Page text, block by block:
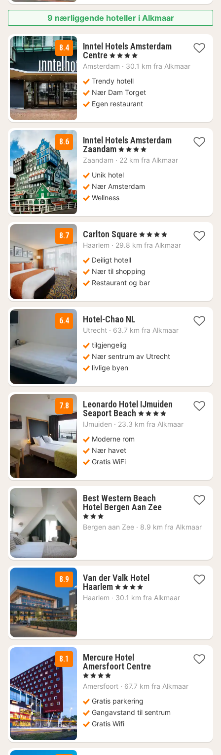
9 nærliggende hoteller i Alkmaar
8.4
Inntel Hotels Amsterdam
Centre1
natt
2611
kr.
, 4 Stjerner
Amsterdam · 30.1 km fra Alkmaar
Trendy hotell
Nær Dam Torget
Egen restaurant
8.6
Inntel Hotels Amsterdam
Zaandam1
natt
1518
kr.
, 4 Stjerner
Zaandam · 22 km fra Alkmaar
Unik hotel
Nær Amsterdam
Wellness
8.7 Carlton Square1
natt
kr.
, 4 Stjerner
Haarlem · 29.8 km fra Alkmaar
Deiligt hotell
Nær til shopping
Restaurant og bar
6.4 Hotel-Chao NL
natt
kr.
Utrecht · 63.7 km fra Alkmaar
tilgjengelig
Nær sentrum av Utrecht
livlige byen
7.8
Leonardo Hotel IJmuiden
Seaport Beach 1
natt
, 4 Stjerner
Ĳmuiden · 23.3 km fra Alkmaar
Moderne rom
Nær havet
Gratis WiFi
Best Western Beach
Hotel Bergen Aan Zee1
fra
, 3 Stjerner
Bergen aan Zee · 8.9 km fra Alkmaar
8.9
Van der Valk Hotel
Haarlem1
natt
, 4 Stjerner
Haarlem · 30.1 km fra Alkmaar
8.1
Mercure Hotel
Amersfoort Centre1
fra
, 4 Stjerner
Amersfoort · 67.7 km fra Alkmaar
Gratis parkering
Gangavstand til sentrum
Gratis Wifi